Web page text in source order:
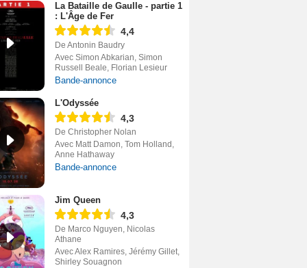
La Bataille de Gaulle - partie 1
: L'Âge de Fer
4,4
De Antonin Baudry
Avec Simon Abkarian, Simon
Russell Beale, Florian Lesieur
Bande-annonce
L'Odyssée
4,3
De Christopher Nolan
Avec Matt Damon, Tom Holland,
Anne Hathaway
Bande-annonce
Jim Queen
4,3
De Marco Nguyen, Nicolas
Athane
Avec Alex Ramires, Jérémy Gillet,
Shirley Souagnon